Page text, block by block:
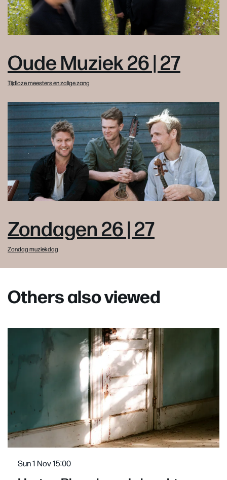
Oude Muziek 26 | 27
Tijdloze meesters en zalige zang
Zondagen 26 | 27
Zondag muziekdag
Others also viewed
Sun 1 Nov15:00